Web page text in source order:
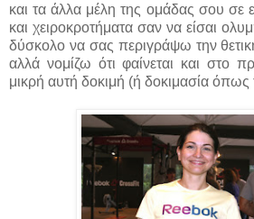
και τα άλλα μέλη της ομάδας σου
και χειροκροτήματα σαν να είσαι
δύσκολο να σας περιγράψω την
αλλά νομίζω ότι φαίνεται και στο
μικρή αυτή δοκιμή (ή δοκιμασία όπως